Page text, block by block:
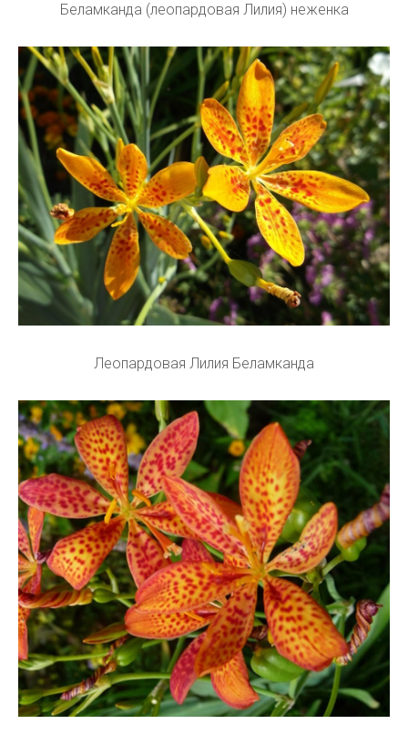
Беламканда (леопардовая Лилия) неженка
Леопардовая Лилия Беламканда